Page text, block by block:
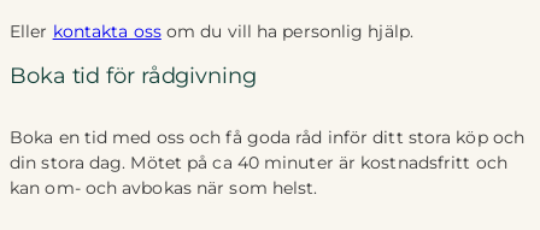
Eller kontakta ossom du vill ha personlig hjälp.
Boka tid för rådgivning
Boka en tid med oss och få goda råd inför ditt stora köp och
din stora dag. Mötet på ca 40 minuter är kostnadsfritt och
kan om- och avbokas när som helst.